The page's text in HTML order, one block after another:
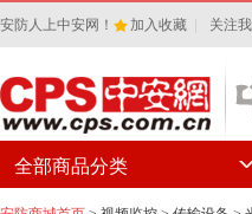
安防人上中安网！ 加入收藏 关注
全部商品分类